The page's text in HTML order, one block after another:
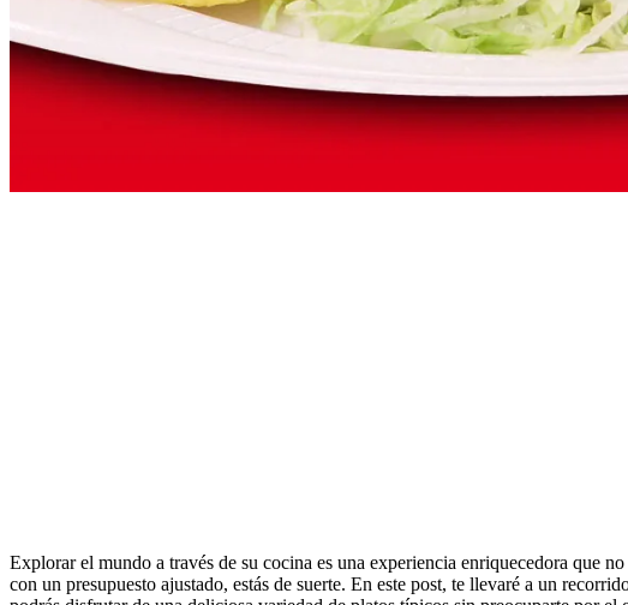
Explorar el mundo a través de su cocina es una experiencia enriquecedora que
con un presupuesto ajustado, estás de suerte. En este post, te llevaré a un